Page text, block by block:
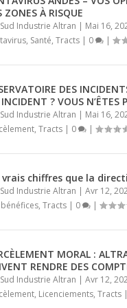
PAS
| 0 |
|0 |
...
|0 |
ZONES À RISQUE
Sud Industrie Altran | Mai 16,
, Santé, Tracts| 0 |
DES
? VOUS N’ÊTES
Sud Industrie Altran | Mai 16,
, Tracts| 0 |
vrais chiffres que la
Sud Industrie Altran | Avr 12,
, Tracts| 0 |
MORAL :
RENDRE DES
Sud Industrie Altran | Avr 12,
, Licenciements, Tracts|